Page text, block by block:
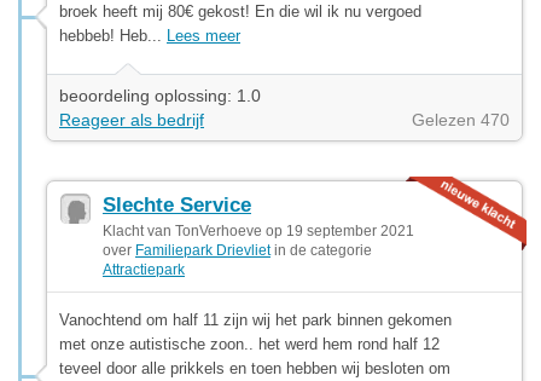
broek heeft mij 80€ gekost! En die wil ik nu vergoed
hebbeb! Heb... Lees meer
beoordeling oplossing: 1.0
Reageer als bedrijf
Gelezen 470
Slechte Service
Klacht van TonVerhoeve op 19 september 2021
over Familiepark Drievlietin de categorie
Attractiepark
Vanochtend om half 11 zijn wij het park binnen gekomen
met onze autistische zoon.. het werd hem rond half 12
teveel door alle prikkels en toen hebben wij besloten om